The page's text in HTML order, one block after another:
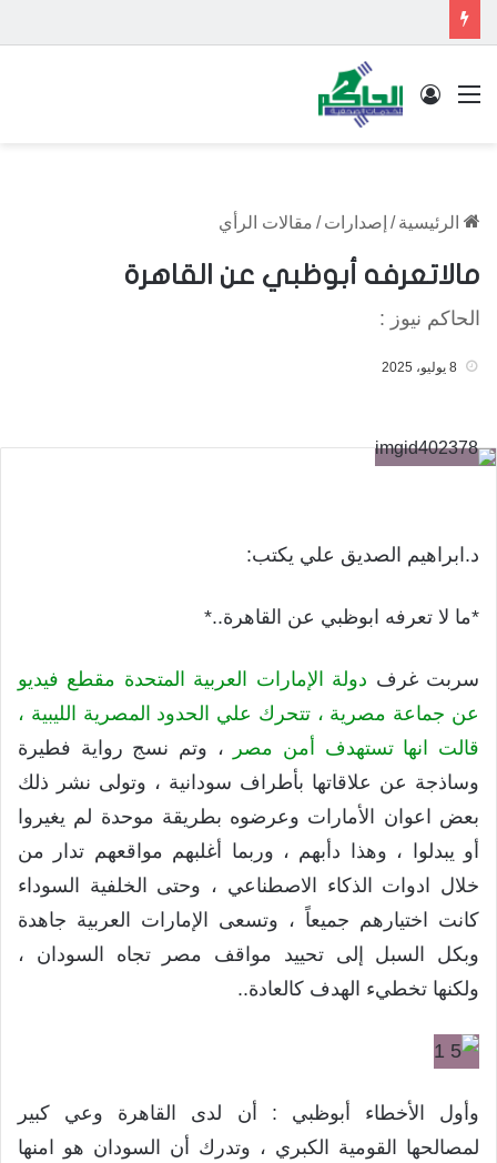
القائمة تسجيل الدخول
الرئيسية / إصدارات / مقالات الرأي
مالاتعرفه أبوظبي عن القاهرة
الحاكم نيوز :
8 يوليو، 2025
د.ابراهيم الصديق علي يكتب:
*ما لا تعرفه ابوظبي عن القاهرة..*
سربت غرف دولة الإمارات العربية المتحدة مقطع فيديو
عن جماعة مصرية ، تتحرك علي الحدود المصرية الليبية ،
قالت انها تستهدف أمن مصر
، وتم نسج رواية فطيرة
وساذجة عن علاقاتها بأطراف سودانية ، وتولى نشر ذلك
بعض اعوان الأمارات وعرضوه بطريقة موحدة لم يغيروا
أو يبدلوا ، وهذا دأبهم ، وربما أغلبهم مواقعهم تدار من
خلال ادوات الذكاء الاصطناعي ، وحتى الخلفية السوداء
كانت اختيارهم جميعاً ، وتسعى الإمارات العربية جاهدة
وبكل السبل إلى تحييد مواقف مصر تجاه السودان ،
ولكنها تخطيء الهدف كالعادة..
وأول الأخطاء أبوظبي : أن لدى القاهرة وعي كبير
لمصالحها القومية الكبري ، وتدرك أن السودان هو امنها